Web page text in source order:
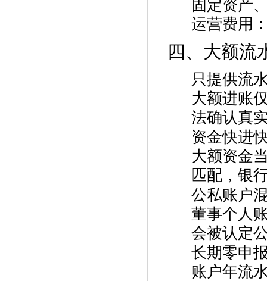
固定资产
运营费用
四、大额流
只提供流
大额进账
法确认真
资金快进
大额资金
匹配，银
公私账户
董事个人
会被认定
长期零申
账户年流